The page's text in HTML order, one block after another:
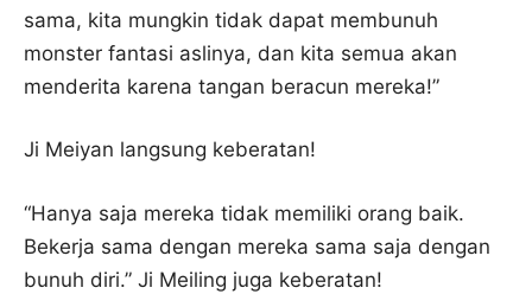
sama, kita mungkin tidak dapat membunuh
monster fantasi aslinya, dan kita semua akan
menderita karena tangan beracun mereka!”
Ji Meiyan langsung keberatan!
“Hanya saja mereka tidak memiliki orang baik.
Bekerja sama dengan mereka sama saja dengan
bunuh diri.” Ji Meiling juga keberatan!